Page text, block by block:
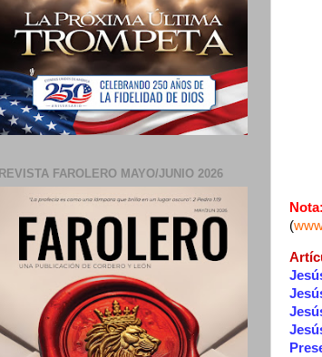
Nota:
(
REVISTA FAROLERO MAYO/JUNIO 2026